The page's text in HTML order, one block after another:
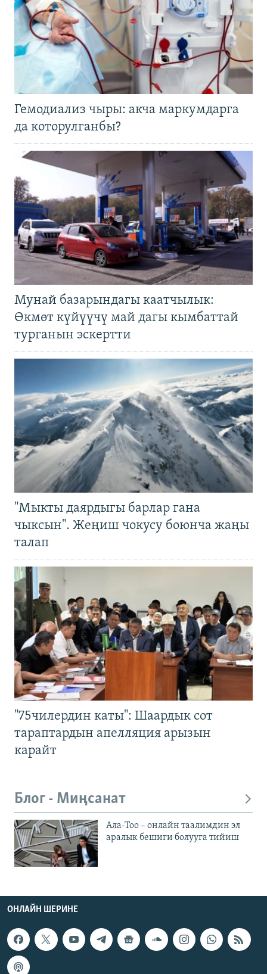
Гемодиализ чыры: акча маркумдарга
да которулганбы?
Мунай базарындагы каатчылык:
Өкмөт күйүүчү май дагы кымбаттай
турганын эскертти
"Мыкты даярдыгы барлар гана
чыксын". Жеңиш чокусу боюнча жаңы
талап
"75чилердин каты": Шаардык сот
тараптардын апелляция арызын
карайт
Блог - Миңсанат
Ала-Тоо – онлайн таалимдин эл
аралык бешиги болууга тийиш
ОНЛАЙН ШЕРИНЕ